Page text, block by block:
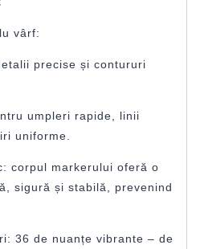
vârf:
precise și contururi
umpleri rapide, linii
uniforme.
corpul markerului oferă o
sigură și stabilă, prevenind
36 de nuanțe vibrante – de